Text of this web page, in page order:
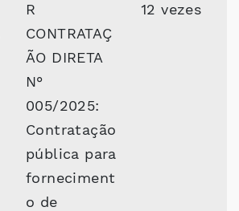
R
CONTRATAÇ
ÃO DIRETA
N°
005/2025:
Contratação
pública para
forneciment
o de
12 vezes